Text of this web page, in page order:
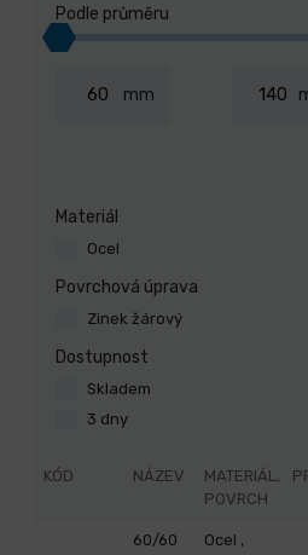
Podle průměru
mm
Materiál
Ocel
Povrchová úprava
Zinek žárový
Dostupnost
Skladem
3 dny
KÓD NÁZEV
MATERIÁL,
POVRCH
60/60
Ocel ,